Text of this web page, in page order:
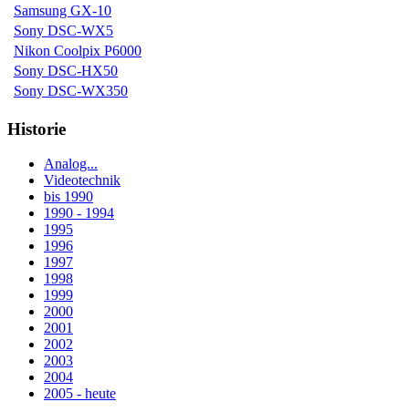
Samsung GX-10
Sony DSC-WX5
Nikon Coolpix P6000
Sony DSC-HX50
Sony DSC-WX350
Historie
Analog...
Videotechnik
bis 1990
1990 - 1994
1995
1996
1997
1998
1999
2000
2001
2002
2003
2004
2005 - heute